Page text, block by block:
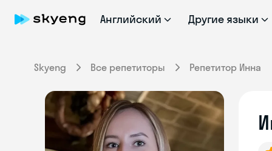
Английский Другие языки
Skyeng Все репетиторы Репетитор Инна